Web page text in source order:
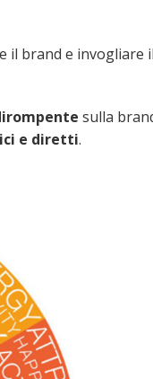
il brand e invogliare il
sulla
e diretti.